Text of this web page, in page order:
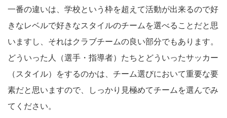
一番の違いは、学校という枠を超えて活動が出来るので好
きなレベルで好きなスタイルのチームを選べることだと思
いますし、それはクラブチームの良い部分でもあります。
どういった人（選手・指導者）たちとどういったサッカー
（スタイル）をするのかは、チーム選びにおいて重要な要
素だと思いますので、しっかり見極めてチームを選んでみ
てください。